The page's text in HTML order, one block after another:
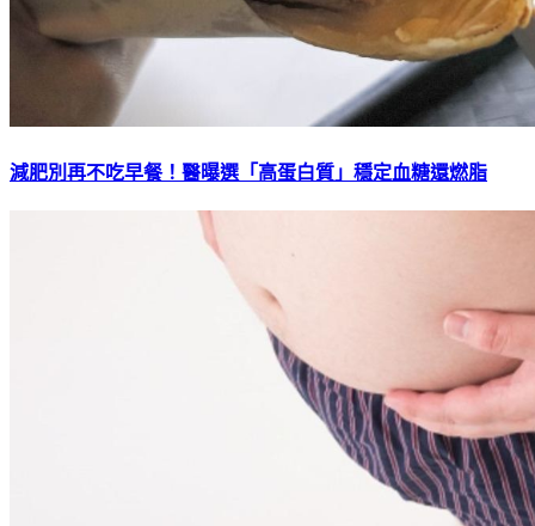
減肥別再不吃早餐！醫曝選「高蛋白質」穩定血糖還燃脂